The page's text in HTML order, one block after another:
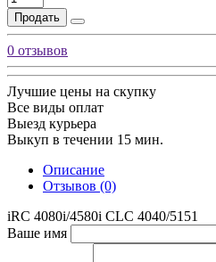
Продать
0 отзывов
Лучшие цены на скупку
Все виды оплат
Выезд курьера
Выкуп в течении 15 мин.
Описание
Отзывов (0)
iRC 4080i/4580i CLC 4040/5151
Ваше имя